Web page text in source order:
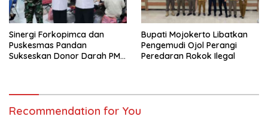
Sinergi Forkopimca dan
Puskesmas Pandan
Sukseskan Donor Darah PMI
Bupati Mojokerto Libatkan
Pengemudi Ojol Perangi
Peredaran Rokok Ilegal
Recommendation for You